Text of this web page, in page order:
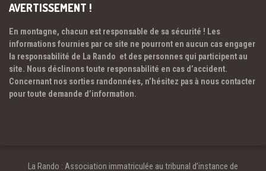
AVERTISSEMENT !
En montagne, chacun est responsable de sa sécurité ! Les
informations fournies par ce site ne pourront en aucun cas engager
la responsabilité de La Rando et des personnes qui participent au
site. Nous déclinons toute responsabilité en cas d’accident.
Concernant nos sorties randonnées, n’hésitez pas à nous contacter
pour toute demande d’information.
La Rando : Association immatriculée au tribunal d’instance de